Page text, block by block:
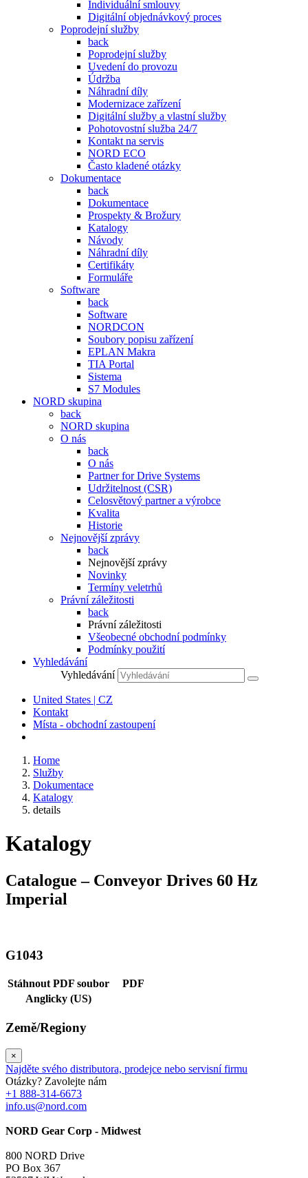
Individuální smlouvy
Digitální objednávkový proces
Poprodejní služby
back
Poprodejní služby
Uvedení do provozu
Údržba
Náhradní díly
Modernizace zařízení
Digitální služby a vlastní služby
Pohotovostní služba 24/7
Kontakt na servis
NORD ECO
Často kladené otázky
Dokumentace
back
Dokumentace
Prospekty & Brožury
Katalogy
Návody
Náhradní díly
Certifikáty
Formuláře
Software
back
Software
NORDCON
Soubory popisu zařízení
EPLAN Makra
TIA Portal
Sistema
S7 Modules
NORD skupina
back
NORD skupina
O nás
back
O nás
Partner for Drive Systems
Udržitelnost (CSR)
Celosvětový partner a výrobce
Kvalita
Historie
Nejnovější zprávy
back
Nejnovější zprávy
Novinky
Termíny veletrhů
Právní záležitosti
back
Právní záležitosti
Všeobecné obchodní podmínky
Podmínky použití
Vyhledávání
Vyhledávání
United States | CZ
Kontakt
Místa - obchodní zastoupení
Home
Služby
Dokumentace
Katalogy
details
Katalogy
Catalogue – Conveyor Drives 60 Hz
Imperial
G1043
Stáhnout PDF soubor
PDF
Anglicky (US)
Země/Regiony
×
Najděte svého distributora, prodejce nebo servisní firmu
Otázky? Zavolejte nám
+1 888-314-6673
info.us@nord.com
NORD Gear Corp - Midwest
800 NORD Drive
PO Box 367